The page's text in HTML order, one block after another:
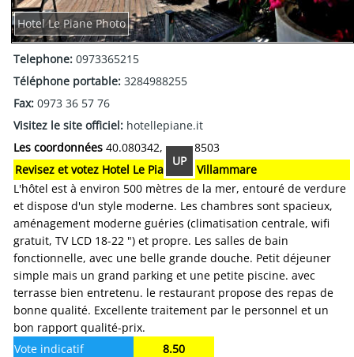
UP
Hotel Le Piane Photo
Telephone: 0973365215
Téléphone portable: 3284988255
Fax: 0973 36 57 76
Visitez le site officiel: hotellepiane.it
Les coordonnées 40.080342, 15.578503
Revisez et votez Hotel Le Piane de Villammare
L'hôtel est à environ 500 mètres de la mer, entouré de verdure
et dispose d'un style moderne. Les chambres sont spacieux,
aménagement moderne guéries (climatisation centrale, wifi
gratuit, TV LCD 18-22 ") et propre. Les salles de bain
fonctionnelle, avec une belle grande douche. Petit déjeuner
simple mais un grand parking et une petite piscine. avec
terrasse bien entretenu. le restaurant propose des repas de
bonne qualité. Excellente traitement par le personnel et un
bon rapport qualité-prix.
Vote indicatif
8.50